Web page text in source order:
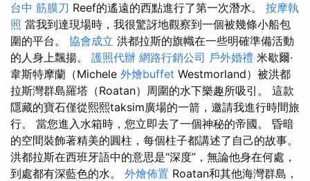
台中 筋膜刀 Reef的遙遠的西點進行了第一次潛水。 按摩執
照 當我到達現場時，我很驚訝地觀察到一個被幾條小船包
圍的平台。 協會成立 洪都拉斯的旗幟在一些明確準備活動
的人身上飄揚。 護照代辦 網路行銷公司 戶外婚禮 米歇爾·
韋斯特摩蘭（Michele 外燴buffet Westmorland）被洪都
拉斯灣群島羅塔（Roatan）周圍的水下樂趣所吸引。 這款
隱藏的寶石僅從熙熙taksim廣場的一箭，邀請我進行時間旅
行。 當您進入水箱時，您立即去了一個神秘的帝國。 昏暗
的空間裝飾著精美的圓柱，每個柱子都講述了自己的故事。
洪都拉斯在西班牙語中的意思是“深度”，無論他身在何處，
到處都有深藍色的水。 外燴佈置 Roatan和其他海灣群島，